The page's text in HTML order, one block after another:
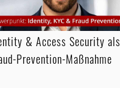
& Access Security als
Prevention-Maßnahme